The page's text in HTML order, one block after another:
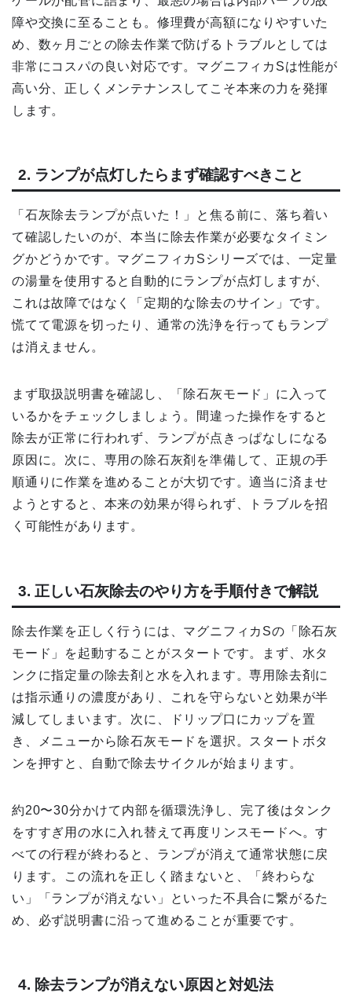
障や交換に至ることも。修理費が高額になりやすいた
め、数ヶ月ごとの除去作業で防げるトラブルとしては
非常にコスパの良い対応です。マグニフィカSは性能が
高い分、正しくメンテナンスしてこそ本来の力を発揮
します。
2. ランプが点灯したらまず確認すべきこと
「石灰除去ランプが点いた！」と焦る前に、落ち着い
て確認したいのが、本当に除去作業が必要なタイミン
グかどうかです。マグニフィカSシリーズでは、一定量
の湯量を使用すると自動的にランプが点灯しますが、
これは故障ではなく「定期的な除去のサイン」です。
慌てて電源を切ったり、通常の洗浄を行ってもランプ
は消えません。
まず取扱説明書を確認し、「除石灰モード」に入って
いるかをチェックしましょう。間違った操作をすると
除去が正常に行われず、ランプが点きっぱなしになる
原因に。次に、専用の除石灰剤を準備して、正規の手
順通りに作業を進めることが大切です。適当に済ませ
ようとすると、本来の効果が得られず、トラブルを招
く可能性があります。
3. 正しい石灰除去のやり方を手順付きで解説
除去作業を正しく行うには、マグニフィカSの「除石灰
モード」を起動することがスタートです。まず、水タ
ンクに指定量の除去剤と水を入れます。専用除去剤に
は指示通りの濃度があり、これを守らないと効果が半
減してしまいます。次に、ドリップ口にカップを置
き、メニューから除石灰モードを選択。スタートボタ
ンを押すと、自動で除去サイクルが始まります。
約20〜30分かけて内部を循環洗浄し、完了後はタンク
をすすぎ用の水に入れ替えて再度リンスモードへ。す
べての行程が終わると、ランプが消えて通常状態に戻
ります。この流れを正しく踏まないと、「終わらな
い」「ランプが消えない」といった不具合に繋がるた
め、必ず説明書に沿って進めることが重要です。
4. 除去ランプが消えない原因と対処法